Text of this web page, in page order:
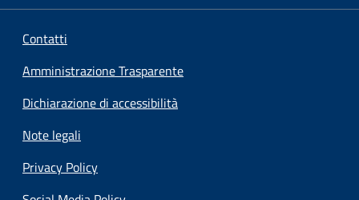
Contatti
Amministrazione Trasparente
Dichiarazione di accessibilità
Note legali
Privacy Policy